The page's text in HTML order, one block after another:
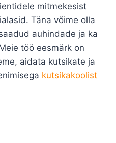
mitmekesist
Täna võime olla
auhindade ja ka
töö eesmärk on
aidata kutsikate ja
kutsikakoolist